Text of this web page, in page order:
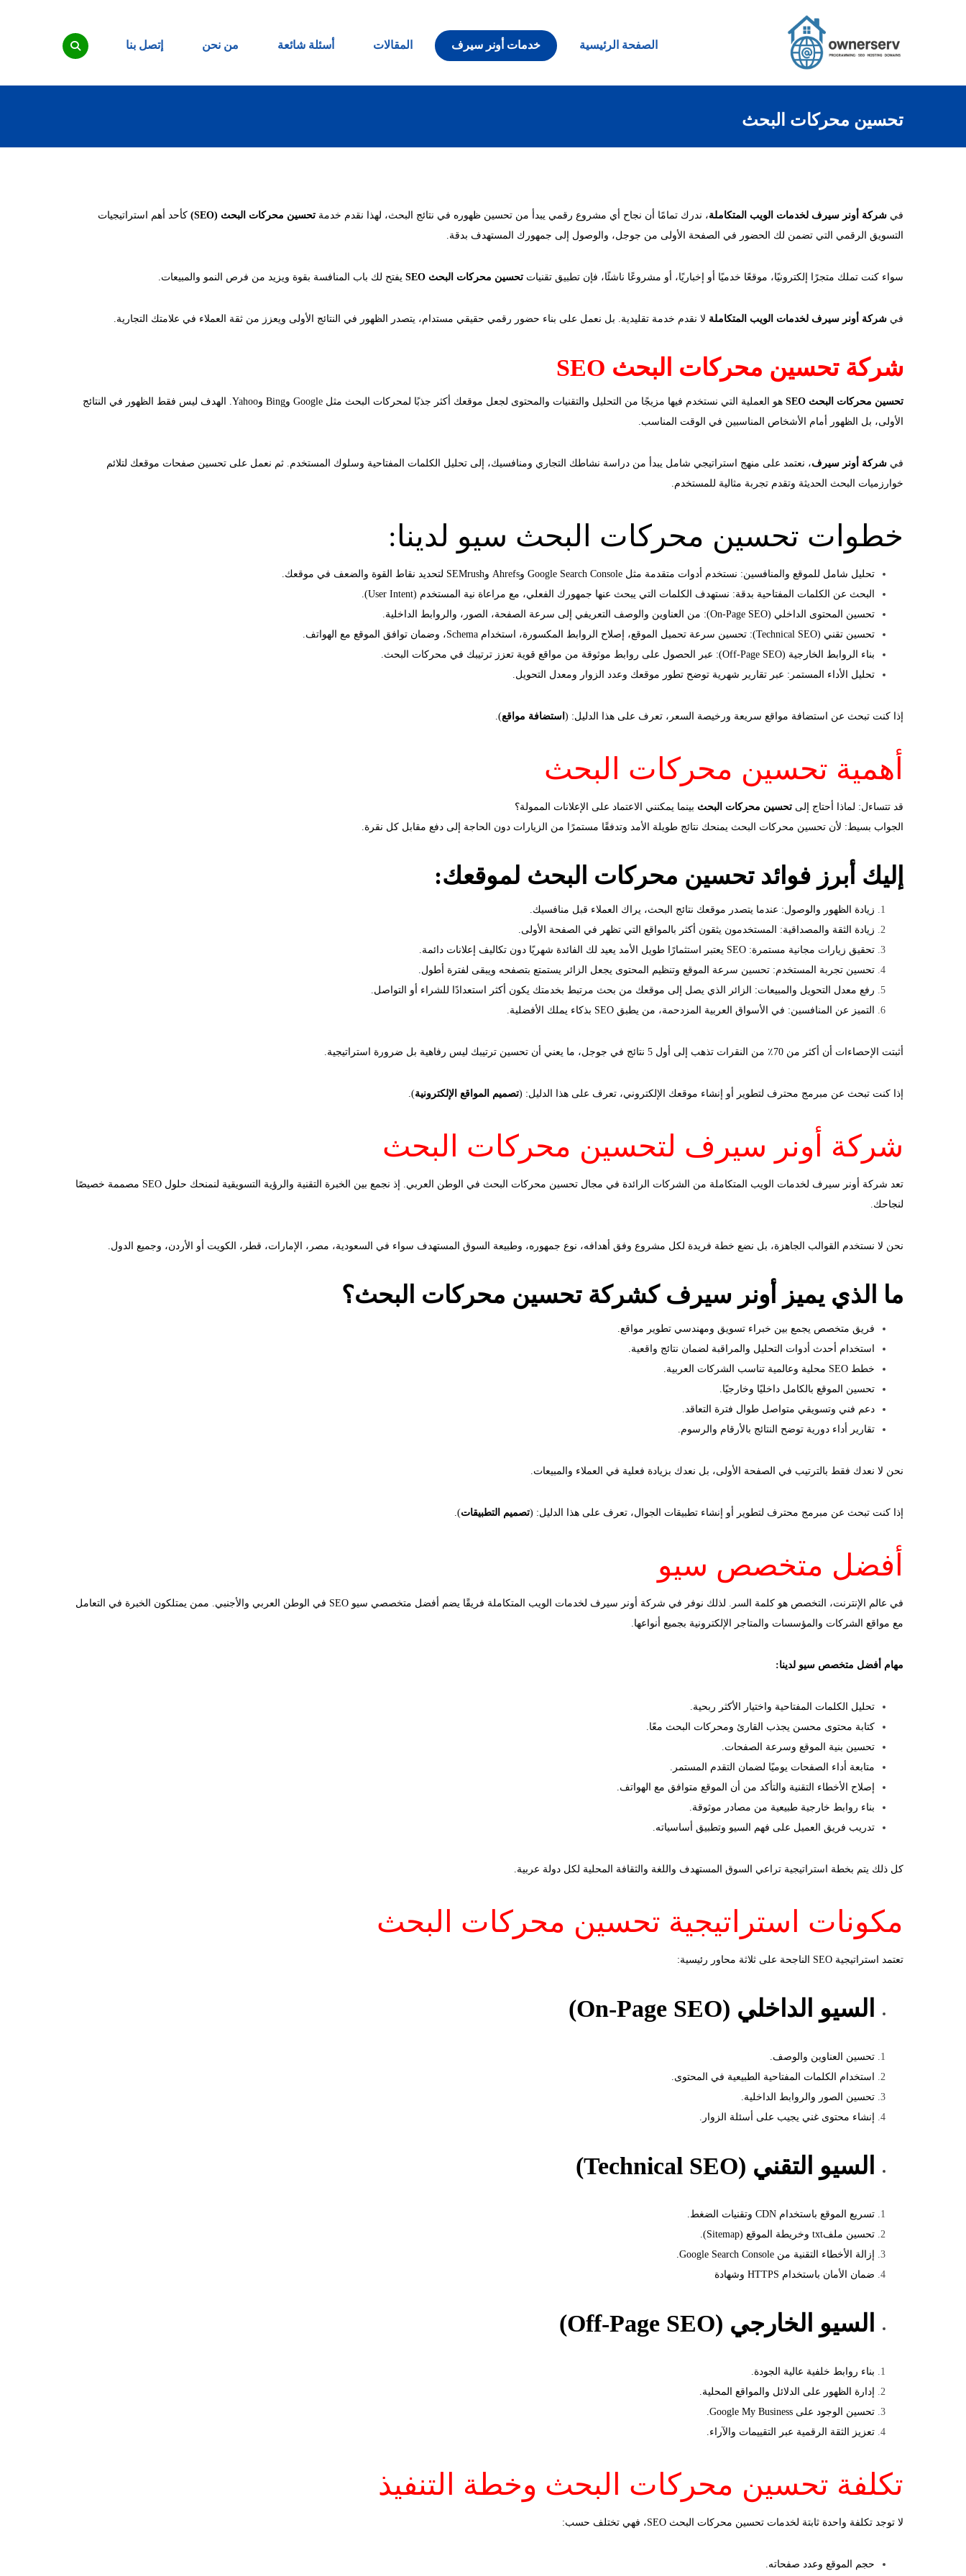
الصفحة الرئيسية خدمات أونر سيرف المقالات أسئلة شائعة من نحن إتصل بنا
تحسين محركات البحث
في شركة أونر سيرف لخدمات الويب المتكاملة، ندرك تمامًا أن نجاح أي مشروع رقمي يبدأ من تحسين ظهوره في نتائج البحث، لهذا نقدم خدمة تحسين محركات البحث (SEO)
كأحد أهم استراتيجيات
التسويق الرقمي التي تضمن لك الحضور في الصفحة الأولى من جوجل، والوصول إلى جمهورك المستهدف بدقة.
سواء كنت تملك متجرًا إلكترونيًا، موقعًا خدميًا أو إخباريًا، أو مشروعًا ناشئًا، فإن تطبيق تقنيات تحسين محركات البحث SEO يفتح لك باب المنافسة بقوة ويزيد من فرص النمو والمبيعات.
في شركة أونر سيرف لخدمات الويب المتكاملة لا نقدم خدمة تقليدية. بل نعمل على بناء حضور رقمي حقيقي مستدام، يتصدر الظهور في النتائج الأولى ويعزز من ثقة العملاء في علامتك التجارية.
شركة تحسين محركات البحث SEO
تحسين محركات البحث SEO
هو العملية التي نستخدم فيها مزيجًا من التحليل والتقنيات والمحتوى لجعل موقعك أكثر جذبًا لمحركات البحث مثل Google وBing وYahoo. الهدف ليس فقط الظهور في النتائج
الأولى، بل الظهور أمام الأشخاص المناسبين في الوقت المناسب.
في شركة أونر سيرف، نعتمد على منهج استراتيجي شامل يبدأ من دراسة نشاطك التجاري ومنافسيك، إلى تحليل الكلمات المفتاحية وسلوك المستخدم. ثم نعمل على تحسين صفحات موقعك لتلائم
خوارزميات البحث الحديثة وتقدم تجربة مثالية للمستخدم.
خطوات تحسين محركات البحث سيو لدينا:
تحليل شامل للموقع والمنافسين: نستخدم أدوات متقدمة مثل Google Search Console وAhrefs وSEMrush لتحديد نقاط القوة والضعف في موقعك.
البحث عن الكلمات المفتاحية بدقة: نستهدف الكلمات التي يبحث عنها جمهورك الفعلي، مع مراعاة نية المستخدم (User Intent).
تحسين المحتوى الداخلي (On-Page SEO): من العناوين والوصف التعريفي إلى سرعة الصفحة، الصور، والروابط الداخلية.
تحسين تقني (Technical SEO): تحسين سرعة تحميل الموقع، إصلاح الروابط المكسورة، استخدام Schema، وضمان توافق الموقع مع الهواتف.
بناء الروابط الخارجية (Off-Page SEO): عبر الحصول على روابط موثوقة من مواقع قوية تعزز ترتيبك في محركات البحث.
تحليل الأداء المستمر: عبر تقارير شهرية توضح تطور موقعك وعدد الزوار ومعدل التحويل.
إذا كنت تبحث عن استضافة مواقع سريعة ورخيصة السعر، تعرف على هذا الدليل: ( استضافة مواقع).
أهمية تحسين محركات البحث
قد تتساءل: لماذا أحتاج إلى تحسين محركات البحث بينما يمكنني الاعتماد على الإعلانات الممولة؟
الجواب بسيط: لأن تحسين محركات البحث يمنحك نتائج طويلة الأمد وتدفقًا مستمرًا من الزيارات دون الحاجة إلى دفع مقابل كل نقرة.
إليك أبرز فوائد تحسين محركات البحث لموقعك:
زيادة الظهور والوصول: عندما يتصدر موقعك نتائج البحث، يراك العملاء قبل منافسيك.
زيادة الثقة والمصداقية: المستخدمون يثقون أكثر بالمواقع التي تظهر في الصفحة الأولى.
تحقيق زيارات مجانية مستمرة: SEO يعتبر استثمارًا طويل الأمد يعيد لك الفائدة شهريًا دون تكاليف إعلانات دائمة.
تحسين تجربة المستخدم: تحسين سرعة الموقع وتنظيم المحتوى يجعل الزائر يستمتع بتصفحه ويبقى لفترة أطول.
رفع معدل التحويل والمبيعات: الزائر الذي يصل إلى موقعك من بحث مرتبط بخدمتك يكون أكثر استعدادًا للشراء أو التواصل.
التميز عن المنافسين: في الأسواق العربية المزدحمة، من يطبق SEO بذكاء يملك الأفضلية.
أثبتت الإحصاءات أن أكثر من 70٪ من النقرات تذهب إلى أول 5 نتائج في جوجل، ما يعني أن تحسين ترتيبك ليس رفاهية بل ضرورة استراتيجية.
إذا كنت تبحث عن مبرمج محترف لتطوير أو إنشاء موقعك الإلكتروني، تعرف على هذا الدليل: (تصميم المواقع الإلكترونية).
شركة أونر سيرف لتحسين محركات البحث
تعد شركة أونر سيرف لخدمات الويب المتكاملة من الشركات الرائدة في مجال تحسين محركات البحث في الوطن العربي. إذ نجمع بين الخبرة التقنية والرؤية التسويقية لنمنحك حلول SEO مصممة خصيصًا
لنجاحك.
نحن لا نستخدم القوالب الجاهزة، بل نضع خطة فريدة لكل مشروع وفق أهدافه، نوع جمهوره، وطبيعة السوق المستهدف سواء في السعودية، مصر، الإمارات، قطر، الكويت أو الأردن، وجميع الدول.
ما الذي يميز أونر سيرف كشركة تحسين محركات البحث؟
فريق متخصص يجمع بين خبراء تسويق ومهندسي تطوير مواقع.
استخدام أحدث أدوات التحليل والمراقبة لضمان نتائج واقعية.
خطط SEO محلية وعالمية تناسب الشركات العربية.
تحسين الموقع بالكامل داخليًا وخارجيًا.
دعم فني وتسويقي متواصل طوال فترة التعاقد.
تقارير أداء دورية توضح النتائج بالأرقام والرسوم.
نحن لا نعدك فقط بالترتيب في الصفحة الأولى، بل نعدك بزيادة فعلية في العملاء والمبيعات.
إذا كنت تبحث عن مبرمج محترف لتطوير أو إنشاء تطبيقات الجوال، تعرف على هذا الدليل: (تصميم التطبيقات).
أفضل متخصص سيو
في عالم الإنترنت، التخصص هو كلمة السر. لذلك نوفر في شركة أونر سيرف لخدمات الويب المتكاملة فريقًا يضم أفضل متخصصي سيو SEO في الوطن العربي والأجنبي. ممن يمتلكون الخبرة في التعامل
مع مواقع الشركات والمؤسسات والمتاجر الإلكترونية بجميع أنواعها.
مهام أفضل متخصص سيو لدينا:
تحليل الكلمات المفتاحية واختيار الأكثر ربحية.
كتابة محتوى محسن يجذب القارئ ومحركات البحث معًا.
تحسين بنية الموقع وسرعة الصفحات.
متابعة أداء الصفحات يوميًا لضمان التقدم المستمر.
إصلاح الأخطاء التقنية والتأكد من أن الموقع متوافق مع الهواتف.
بناء روابط خارجية طبيعية من مصادر موثوقة.
تدريب فريق العميل على فهم السيو وتطبيق أساسياته.
كل ذلك يتم بخطة استراتيجية تراعي السوق المستهدف واللغة والثقافة المحلية لكل دولة عربية.
مكونات استراتيجية تحسين محركات البحث
تعتمد استراتيجية SEO الناجحة على ثلاثة محاور رئيسية:
السيو الداخلي (On-Page SEO)
تحسين العناوين والوصف.
استخدام الكلمات المفتاحية الطبيعية في المحتوى.
تحسين الصور والروابط الداخلية.
إنشاء محتوى غني يجيب على أسئلة الزوار.
السيو التقني (Technical SEO)
تسريع الموقع باستخدام CDN وتقنيات الضغط.
تحسين ملفtxt وخريطة الموقع (Sitemap).
إزالة الأخطاء التقنية من Google Search Console.
ضمان الأمان باستخدام HTTPS وشهادة
السيو الخارجي (Off-Page SEO)
بناء روابط خلفية عالية الجودة.
إدارة الظهور على الدلائل والمواقع المحلية.
تحسين الوجود على Google My Business.
تعزيز الثقة الرقمية عبر التقييمات والآراء.
تكلفة تحسين محركات البحث وخطة التنفيذ
لا توجد تكلفة واحدة ثابتة لخدمات تحسين محركات البحث SEO، فهي تختلف حسب:
حجم الموقع وعدد صفحاته.